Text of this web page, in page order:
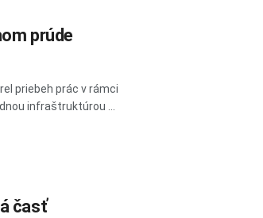
prúde
priebeh prác v rámci
infraštruktúrou ...
časť